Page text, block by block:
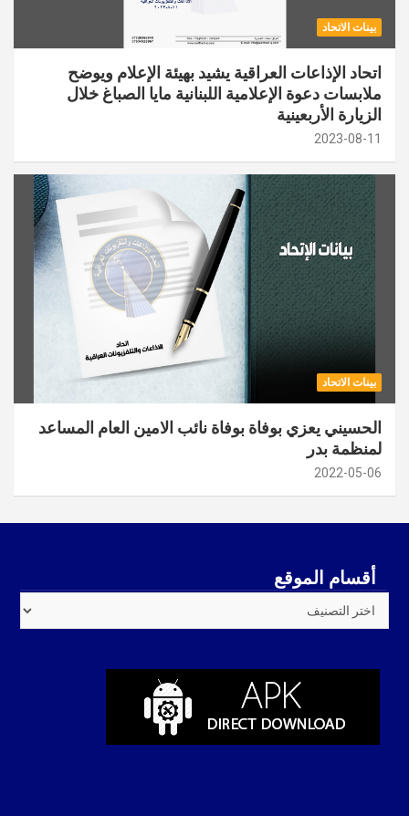
بينات الاتحاد
اتحاد الإذاعات العراقية يشيد بهيئة الإعلام ويوضح
ملابسات دعوة الإعلامية اللبنانية مايا الصباغ خلال
الزيارة الأربعينية
2023-08-11
بينات الاتحاد
الحسيني يعزي بوفاة بوفاة نائب الامين العام المساعد
لمنظمة بدر
2022-05-06
أقسام الموقع
الموقع